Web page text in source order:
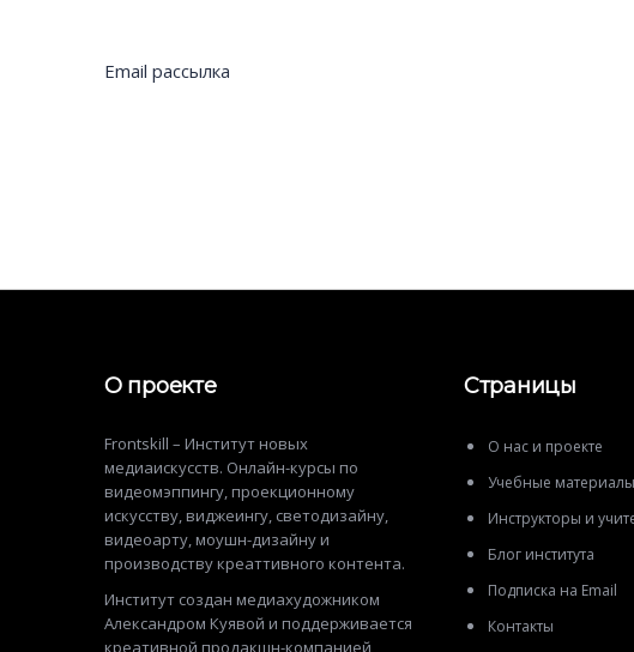
Email рассылка
О проекте
Frontskill – Институт новых
медиаискусств. Онлайн-курсы по
видеомэппингу, проекционному
искусству, виджеингу, светодизайну,
видеоарту, моушн-дизайну и
производству креаттивного контента.
Институт создан медиахудожником
Александром Куявой и поддерживается
креативной продакшн-компанией
Страницы
О нас и проекте
Учебные материалы
Инструкторы и
Блог института
Подписка на Email
Контакты